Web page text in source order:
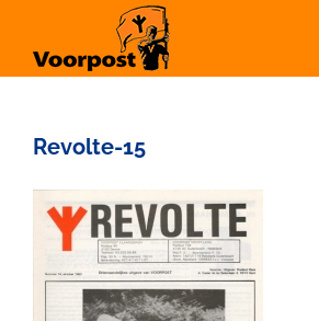
inhoud
Revolte-15